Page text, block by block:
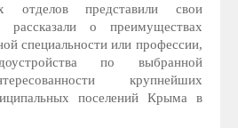
отделов представили свои
рассказали о преимуществах
специальности или профессии,
по выбранной
крупнейших
поселений Крыма в